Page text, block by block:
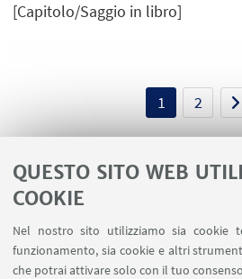
QUESTO SITO WEB
COOKIE
Nel nostro sito utilizziamo sia cookie
funzionamento, sia cookie e altri
che potrai attivare solo con il tuo
[Capitolo/Saggio in libro]
1 2
Contatti
Area